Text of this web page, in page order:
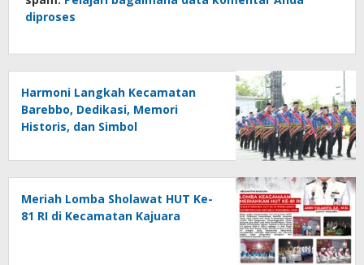
diproses
Harmoni Langkah Kecamatan
Barebbo, Dedikasi, Memori
Historis, dan Simbol
Meriah Lomba Sholawat HUT Ke-
81 RI di Kecamatan Kajuara